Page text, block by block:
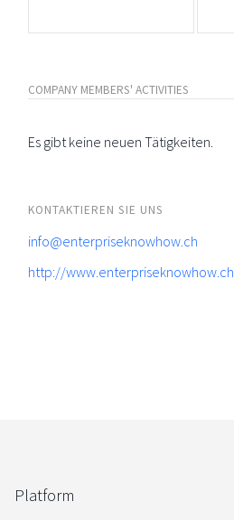
COMPANY MEMBERS' ACTIVITIES
Es gibt keine neuen Tätigkeiten.
KONTAKTIEREN SIE UNS
info@enterpriseknowhow.ch
http://www.enterpriseknowhow.ch
Platform